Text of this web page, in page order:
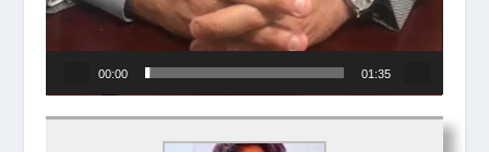
00:00 01:35